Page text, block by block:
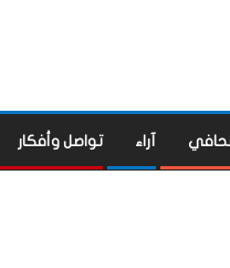
آراء تواصل وأفكار